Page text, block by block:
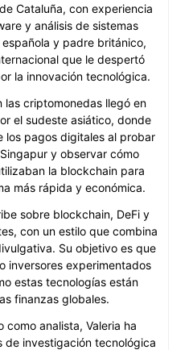
Cataluña, con experiencia
y análisis de sistemas
y padre británico,
que le despertó
la innovación tecnológica.
las criptomonedas llegó en
el sudeste asiático, donde
los pagos digitales al probar
y observar cómo
la blockchain para
más rápida y económica.
sobre blockchain, DeFi y
con un estilo que combina
Su objetivo es que
inversores experimentados
estas tecnologías están
finanzas globales.
como analista, Valeria ha
investigación tecnológica